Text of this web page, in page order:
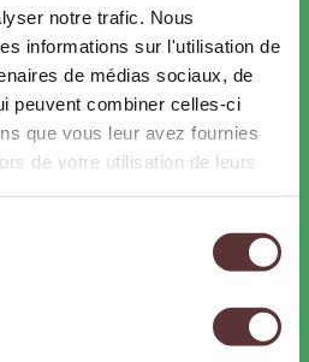
notre trafic. Nous
informations sur l'utilisation de
de médias sociaux, de
peuvent combiner celles-ci
que vous leur avez fournies
de votre utilisation de leurs
et de stages
du zoo
Ardèche